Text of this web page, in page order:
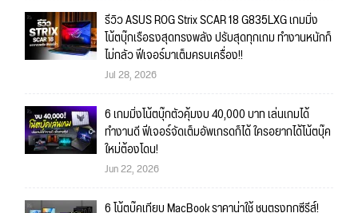
รีวิว ASUS ROG Strix SCAR 18 G835LXG เกมมิ่ง
โน้ตบุ๊กเรือธงสุดทรงพลัง ปรับสุดทุกเกม ทำงานหนักก็
ไม่กลัว ฟีเจอร์มาเต็มครบเครื่อง!!
Jul 28, 2026
6 เกมมิ่งโน้ตบุ๊กตัวคุ้มงบ 40,000 บาท เล่นเกมได้
ทำงานดี ฟีเจอร์จัดเต็มอัพเกรดก็ได้ ใครอยากได้โน้ตบุ๊ค
ใหม่ต้องโดน!
Jun 22, 2026